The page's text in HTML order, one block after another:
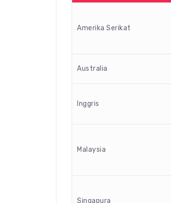
Amerika Serikat
Australia
Inggris
Malaysia
Singapura